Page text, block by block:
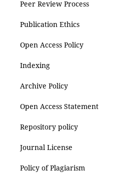
Peer Review Process
Publication Ethics
Open Access Policy
Indexing
Archive Policy
Open Access Statement
Repository policy
Journal License
Policy of Plagiarism